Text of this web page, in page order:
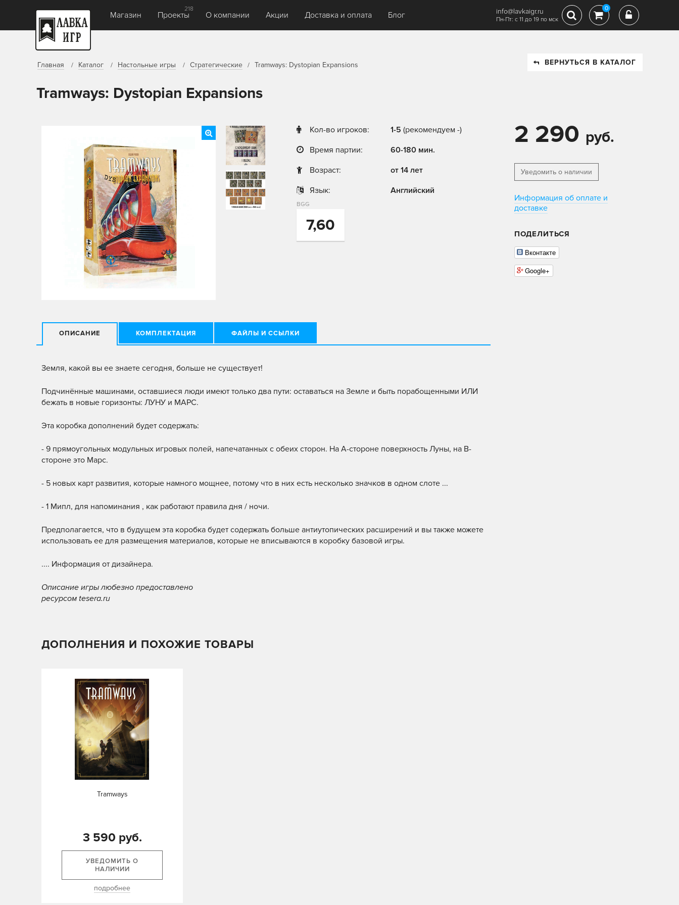
Магазин Проекты
218
О компании Акции Доставка и оплата Блог info@lavkaigr.ru
Пн-Пт: с 11 до 19 по мск
0
Главная Каталог Настольные игры Стратегические Tramways: Dystopian Expansions ВЕРНУТЬСЯ В КАТАЛОГ
Tramways: Dystopian Expansions
Кол-во игроков: 1-5 (рекомендуем -)
Время партии:
60-180 мин.
Возраст:
от 14 лет
Язык:
Английский
BGG
7,60
ОПИСАНИЕ КОМПЛЕКТАЦИЯ ФАЙЛЫ И ССЫЛКИ
Земля, какой вы ее знаете сегодня, больше не существует!
Подчинённые машинами, оставшиеся люди имеют только два пути: оставаться на Земле и быть порабощенными ИЛИ
бежать в новые горизонты: ЛУНУ и МАРС.
Эта коробка дополнений будет содержать:
- 9 прямоугольных модульных игровых полей, напечатанных с обеих сторон. На А-стороне поверхность Луны, на B-
стороне это Марс.
- 5 новых карт развития, которые намного мощнее, потому что в них есть несколько значков в одном слоте ...
- 1 Мипл, для напоминания , как работают правила дня / ночи.
Предполагается, что в будущем эта коробка будет содержать больше антиутопических расширений и вы также можете
использовать ее для размещения материалов, которые не вписываются в коробку базовой игры.
.... Информация от дизайнера.
Описание игры любезно предоставлено
ресурсом tesera.ru
2 290 руб.
Уведомить о наличии
Информация об оплате и
доставке
ПОДЕЛИТЬСЯ
Вконтакте
Google+
ДОПОЛНЕНИЯ И ПОХОЖИЕ ТОВАРЫ
Tramways
3 590 руб.
УВЕДОМИТЬ О
НАЛИЧИИ
подробнее